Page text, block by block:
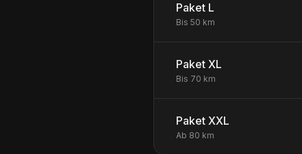
Paket L
Bis 50 km
Paket XL
Bis 70 km
Paket XXL
Ab 80 km